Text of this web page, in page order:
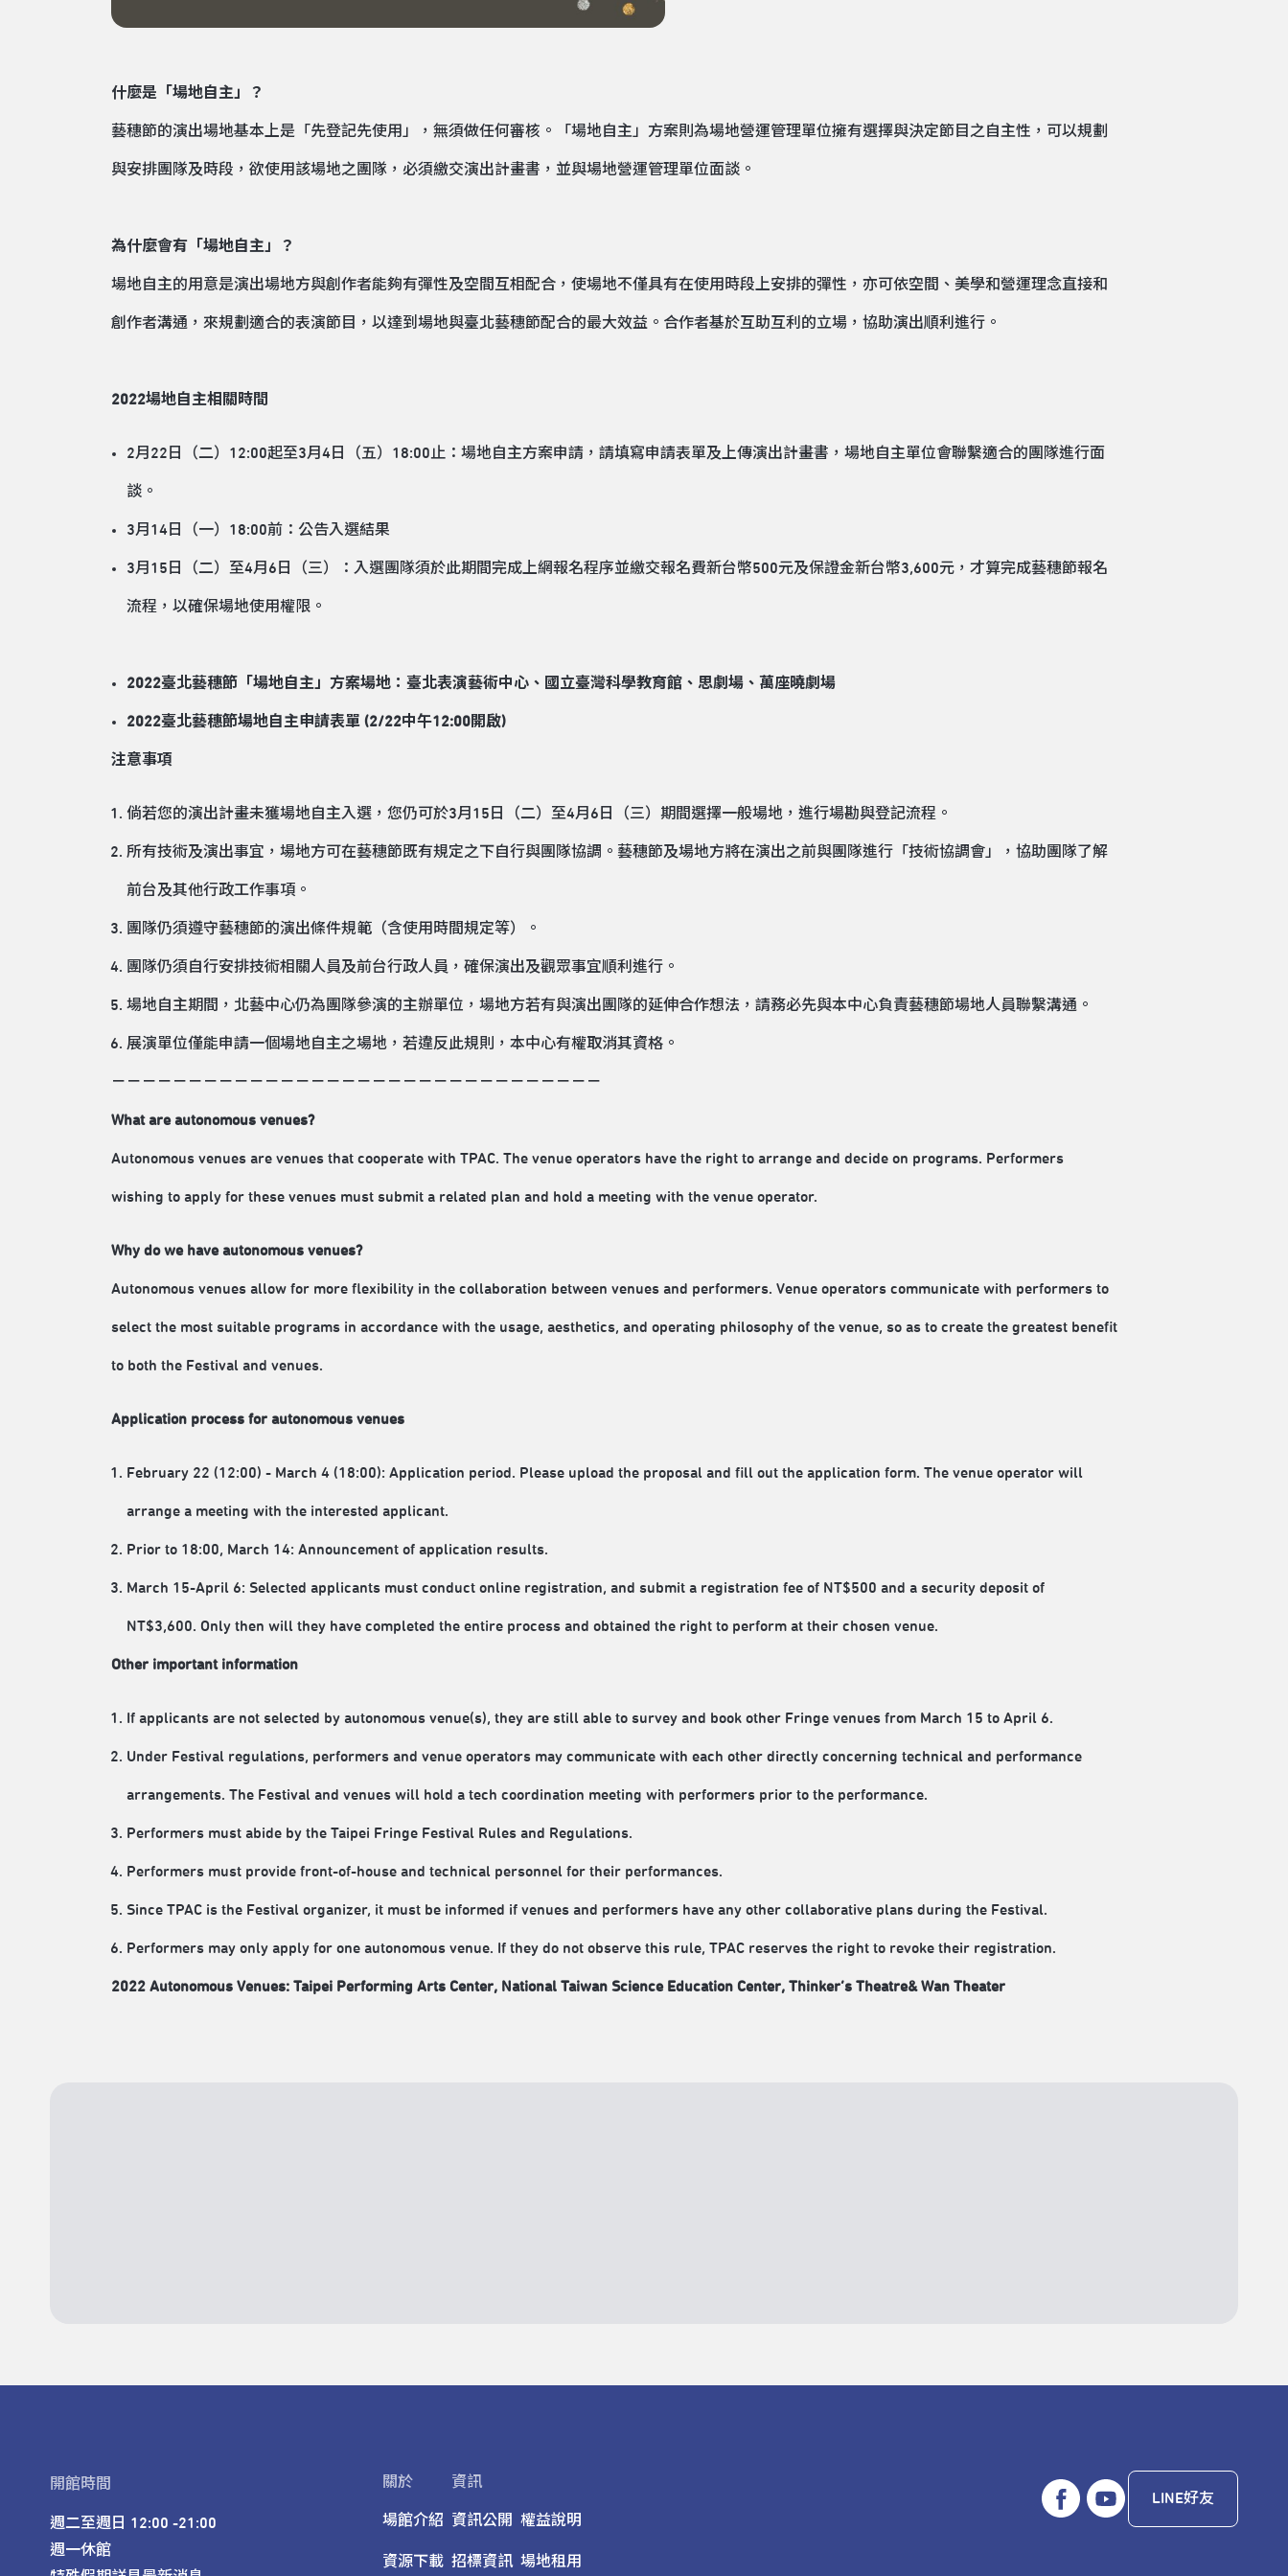
什麼是「場地自主」？
藝穗節的演出場地基本上是「先登記先使用」，無須做任何審核。「場地自主」方案則為場地營運管理單位擁有選擇與決定節目之自主性，可以規劃
與安排團隊及時段，欲使用該場地之團隊，必須繳交演出計畫書，並與場地營運管理單位面談。
為什麼會有「場地自主」？
場地自主的用意是演出場地方與創作者能夠有彈性及空間互相配合，使場地不僅具有在使用時段上安排的彈性，亦可依空間、美學和營運理念直接和
創作者溝通，來規劃適合的表演節目，以達到場地與臺北藝穗節配合的最大效益。合作者基於互助互利的立場，協助演出順利進行。
2022場地自主相關時間
2月22日（二）12:00起至3月4日（五）18:00止：場地自主方案申請，請填寫申請表單及上傳演出計畫書，場地自主單位會聯繫適合的團隊進行面
談。
3月14日（一）18:00前：公告入選結果
3月15日（二）至4月6日（三）：入選團隊須於此期間完成上網報名程序並繳交報名費新台幣500元及保證金新台幣3,600元，才算完成藝穗節報名
流程，以確保場地使用權限。
2022臺北藝穗節「場地自主」方案場地： 臺北表演藝術中心 、 國立臺灣科學教育館 、 思劇場 、 萬座曉劇場
2022臺北藝穗節場地自主申請表單 (2/22中午12:00開啟)
注意事項
倘若您的演出計畫未獲場地自主入選，您仍可於3月15日（二）至4月6日（三）期間選擇一般場地，進行場勘與登記流程。
所有技術及演出事宜，場地方可在藝穗節既有規定之下自行與團隊協調。藝穗節及場地方將在演出之前與團隊進行「技術協調會」，協助團隊了解
前台及其他行政工作事項。
團隊仍須遵守藝穗節的演出條件規範（含使用時間規定等）。
團隊仍須自行安排技術相關人員及前台行政人員，確保演出及觀眾事宜順利進行。
場地自主期間，北藝中心仍為團隊參演的主辦單位，場地方若有與演出團隊的延伸合作想法，請務必先與本中心負責藝穗節場地人員聯繫溝通。
展演單位僅能申請一個場地自主之場地，若違反此規則，本中心有權取消其資格。
－－－－－－－－－－－－－－－－－－－－－－－－－－－－－－－－
What are autonomous venues?
Autonomous venues are venues that cooperate with TPAC. The venue operators have the right to arrange and decide on programs. Performers
wishing to apply for these venues must submit a related plan and hold a meeting with the venue operator.
Why do we have autonomous venues?
Autonomous venues allow for more flexibility in the collaboration between venues and performers. Venue operators communicate with performers to
select the most suitable programs in accordance with the usage, aesthetics, and operating philosophy of the venue, so as to create the greatest benefit
to both the Festival and venues.
Application process for autonomous venues
February 22 (12:00) - March 4 (18:00): Application period. Please upload the proposal and fill out the application form. The venue operator will
arrange a meeting with the interested applicant.
Prior to 18:00, March 14: Announcement of application results.
March 15-April 6: Selected applicants must conduct online registration, and submit a registration fee of NT$500 and a security deposit of
NT$3,600. Only then will they have completed the entire process and obtained the right to perform at their chosen venue.
Other important information
If applicants are not selected by autonomous venue(s), they are still able to survey and book other Fringe venues from March 15 to April 6.
Under Festival regulations, performers and venue operators may communicate with each other directly concerning technical and performance
arrangements. The Festival and venues will hold a tech coordination meeting with performers prior to the performance.
Performers must abide by the Taipei Fringe Festival Rules and Regulations.
Performers must provide front-of-house and technical personnel for their performances.
Since TPAC is the Festival organizer, it must be informed if venues and performers have any other collaborative plans during the Festival.
Performers may only apply for one autonomous venue. If they do not observe this rule, TPAC reserves the right to revoke their registration.
2022 Autonomous Venues: Taipei Performing Arts Center, National Taiwan Science Education Center, Thinker’s Theatre&Wan Theater
開館時間
週二至週日 12:00 -21:00
週一休館
關於
場館介紹
資源下載
資訊
資訊公開
招標資訊
權益說明
場地租用
LINE好友